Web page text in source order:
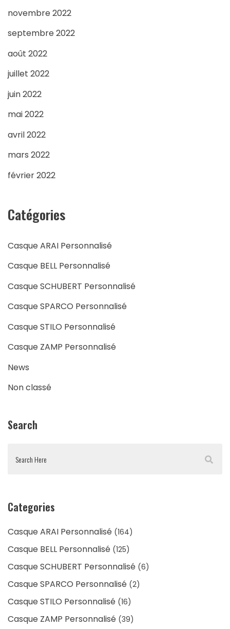
novembre 2022
septembre 2022
août 2022
juillet 2022
juin 2022
mai 2022
avril 2022
mars 2022
février 2022
Catégories
Casque ARAI Personnalisé
Casque BELL Personnalisé
Casque SCHUBERT Personnalisé
Casque SPARCO Personnalisé
Casque STILO Personnalisé
Casque ZAMP Personnalisé
News
Non classé
Search
Categories
Casque ARAI Personnalisé (164)
Casque BELL Personnalisé (125)
Casque SCHUBERT Personnalisé (6)
Casque SPARCO Personnalisé (2)
Casque STILO Personnalisé (16)
Casque ZAMP Personnalisé (39)